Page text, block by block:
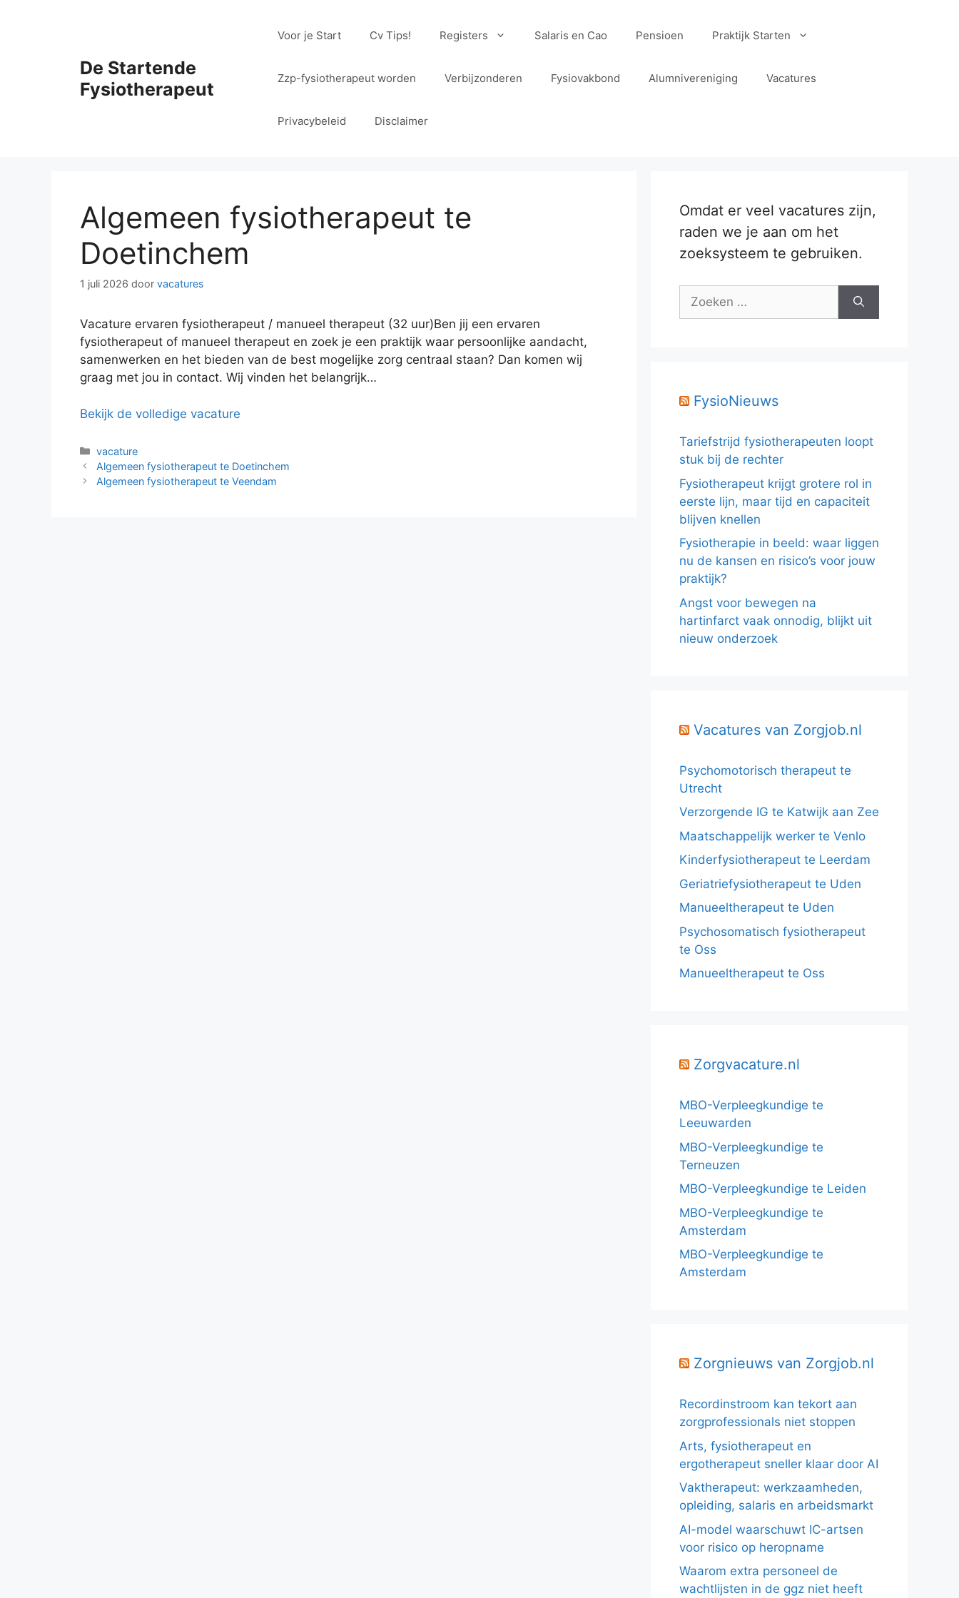
De Startende
Fysiotherapeut
Voor je Start Cv Tips! Registers Salaris en Cao Pensioen Praktijk Starten
Zzp-fysiotherapeut worden Verbijzonderen Fysiovakbond Alumnivereniging Vacatures
Privacybeleid Disclaimer
Algemeen fysiotherapeut te
Doetinchem
1 juli 2026 door vacatures
Vacature ervaren fysiotherapeut / manueel therapeut (32 uur)Ben jij een ervaren
fysiotherapeut of manueel therapeut en zoek je een praktijk waar persoonlijke aandacht,
samenwerken en het bieden van de best mogelijke zorg centraal staan? Dan komen wij
graag met jou in contact. Wij vinden het belangrijk…
Bekijk de volledige vacature
Categorieën
vacature
Algemeen fysiotherapeut te Doetinchem
Algemeen fysiotherapeut te Veendam
Omdat er veel vacatures zijn,
raden we je aan om het
zoeksysteem te gebruiken.
Zoek
FysioNieuws
Tariefstrijd fysiotherapeuten loopt
stuk bij de rechter
Fysiotherapeut krijgt grotere rol in
eerste lijn, maar tijd en capaciteit
blijven knellen
Fysiotherapie in beeld: waar liggen
nu de kansen en risico’s voor jouw
praktijk?
Angst voor bewegen na
hartinfarct vaak onnodig, blijkt uit
nieuw onderzoek
Vacatures van Zorgjob.nl
Psychomotorisch therapeut te
Utrecht
Verzorgende IG te Katwijk aan Zee
Maatschappelijk werker te Venlo
Kinderfysiotherapeut te Leerdam
Geriatriefysiotherapeut te Uden
Manueeltherapeut te Uden
Psychosomatisch fysiotherapeut
te Oss
Manueeltherapeut te Oss
Zorgvacature.nl
MBO-Verpleegkundige te
Leeuwarden
MBO-Verpleegkundige te
Terneuzen
MBO-Verpleegkundige te Leiden
MBO-Verpleegkundige te
Amsterdam
MBO-Verpleegkundige te
Amsterdam
Zorgnieuws van Zorgjob.nl
Recordinstroom kan tekort aan
zorgprofessionals niet stoppen
Arts, fysiotherapeut en
ergotherapeut sneller klaar door AI
Vaktherapeut: werkzaamheden,
opleiding, salaris en arbeidsmarkt
AI-model waarschuwt IC-artsen
voor risico op heropname
Waarom extra personeel de
wachtlijsten in de ggz niet heeft